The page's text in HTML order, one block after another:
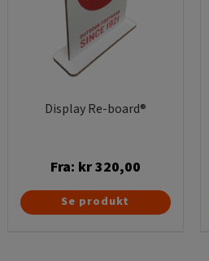
Display Re-board®
Fra: kr320,00
Dette
Se produkt